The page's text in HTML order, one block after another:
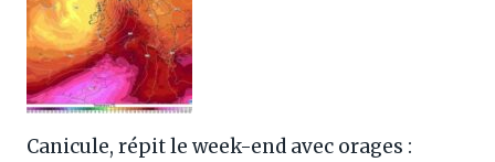
Canicule, répit le week-end avec orages :